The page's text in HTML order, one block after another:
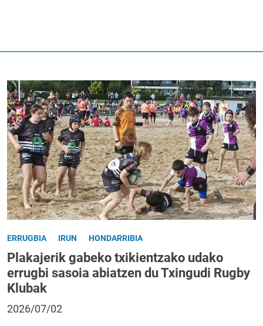
ERRUGBIA IRUN HONDARRIBIA
Plakajerik gabeko txikientzako udako
errugbi sasoia abiatzen du Txingudi Rugby
Klubak
2026/07/02